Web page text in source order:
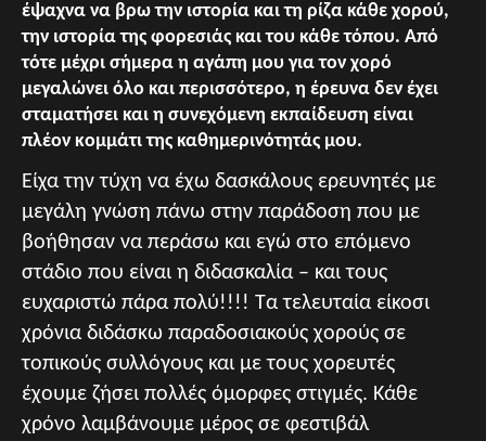
έψαχνα να βρω την ιστορία και τη ρίζα κάθε χορού,
την ιστορία της φορεσιάς και του κάθε τόπου. Από
τότε μέχρι σήμερα η αγάπη μου για τον χορό
μεγαλώνει όλο και περισσότερο, η έρευνα δεν έχει
σταματήσει και η συνεχόμενη εκπαίδευση είναι
πλέον κομμάτι της καθημερινότητάς μου.
Είχα την τύχη να έχω δασκάλους ερευνητές με
μεγάλη γνώση πάνω στην παράδοση που με
βοήθησαν να περάσω και εγώ στο επόμενο
στάδιο που είναι η διδασκαλία – και τους
ευχαριστώ πάρα πολύ!!!! Τα τελευταία είκοσι
χρόνια διδάσκω παραδοσιακούς χορούς σε
τοπικούς συλλόγους και με τους χορευτές
έχουμε ζήσει πολλές όμορφες στιγμές. Κάθε
χρόνο λαμβάνουμε μέρος σε φεστιβάλ